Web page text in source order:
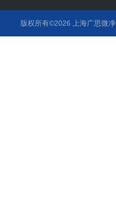
版权所有©2026 上海广思微